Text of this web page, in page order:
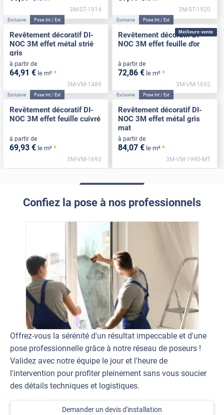
3M-ST-1914 3M-ST-1920
Exclusive Pose Int / Ext
Revêtement décoratif DI-
NOC 3M effet métal strié
gris
à partir de
64,91 € le m² *
3M-VM-1489
Meilleure vente
Exclusive Pose Int / Ext
Revêtement décoratif DI-
NOC 3M effet feuille d'or
à partir de
72,86 € le m² *
3M-VM-1692
Exclusive Pose Int / Ext
Revêtement décoratif DI-
NOC 3M effet feuille cuivré
à partir de
69,93 € le m² *
3M-VM-1693
Exclusive Pose Int / Ext
Revêtement décoratif DI-
NOC 3M effet métal gris
mat
à partir de
84,07 € le m² *
3M-VM-1990-MT
Confiez la pose à nos professionnels
Offrez-vous la sérénité d'un résultat impeccable et d'une
pose professionnelle grâce à notre réseau de poseurs !
Validez avec notre équipe le jour et l'heure de
l'intervention pour profiter pleinement sans vous soucier
des détails techniques et logistiques.
Demander un devis d'installation